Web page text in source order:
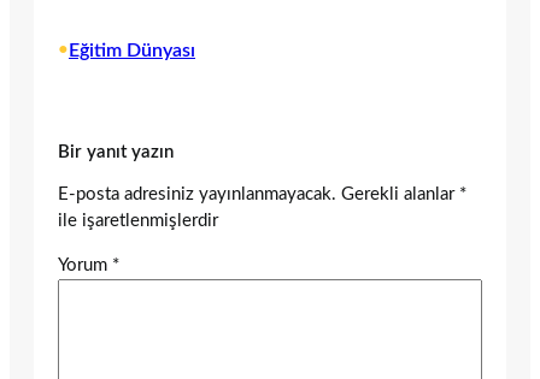
• Eğitim Dünyası
Bir yanıt yazın
E-posta adresiniz yayınlanmayacak. Gerekli alanlar *
ile işaretlenmişlerdir
Yorum *